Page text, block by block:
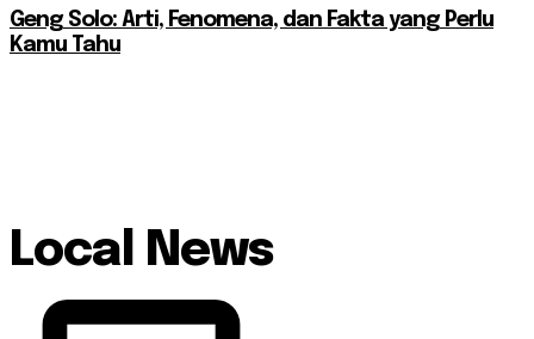
Geng Solo: Arti, Fenomena, dan Fakta yang Perlu
Kamu Tahu
Local News